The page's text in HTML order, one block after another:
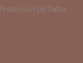
Protección De Datos